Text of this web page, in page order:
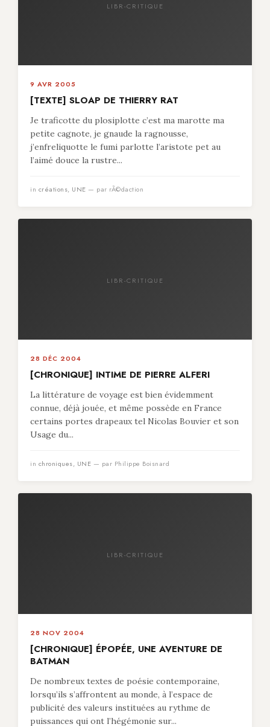
LIBR-CRITIQUE
9 AVR 2005
[TEXTE] SLOAP DE THIERRY RAT
Je traficotte du plosiplotte c’est ma marotte ma
petite cagnote, je gnaude la ragnousse,
j’enfreliquotte le fumi parlotte l’aristote pet au
l’aimé douce la rustre...
in créations, UNE — par rÃ©daction
LIBR-CRITIQUE
28 DÉC 2004
[CHRONIQUE] INTIME DE PIERRE ALFERI
La littérature de voyage est bien évidemment
connue, déjà jouée, et même possède en France
certains portes drapeaux tel Nicolas Bouvier et son
Usage du...
in chroniques, UNE — par Philippe Boisnard
LIBR-CRITIQUE
28 NOV 2004
[CHRONIQUE] ÉPOPÉE, UNE AVENTURE DE
BATMAN
De nombreux textes de poésie contemporaine,
lorsqu’ils s’affrontent au monde, à l’espace de
publicité des valeurs instituées au rythme de
puissances qui ont l’hégémonie sur...